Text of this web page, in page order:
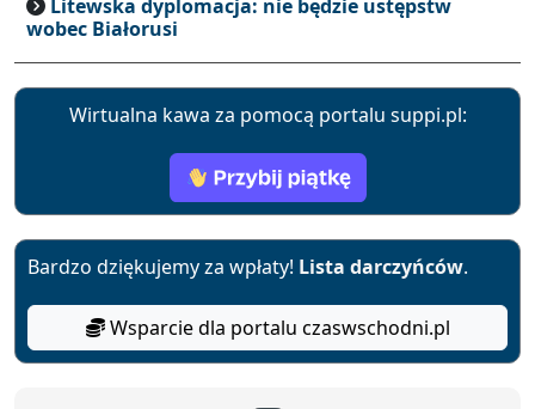
Litewska dyplomacja: nie będzie ustępstw
wobec Białorusi
Wirtualna kawa za pomocą portalu suppi.pl:
Bardzo dziękujemy za wpłaty! Lista darczyńców.
Wsparcie dla portalu czaswschodni.pl